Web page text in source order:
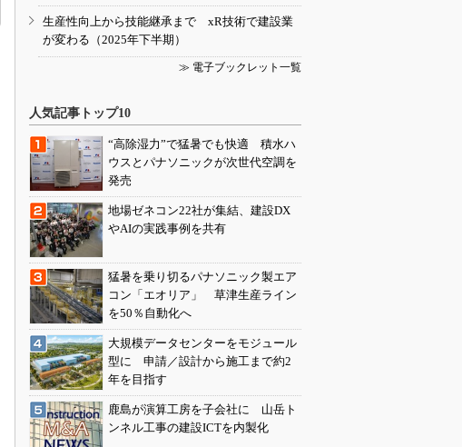
生産性向上から技能継承まで xR技術で建設業
が変わる（2025年下半期）
≫ 電子ブックレット一覧
人気記事トップ10
“高除湿力”で猛暑でも快適 積水ハ
ウスとパナソニックが次世代空調を
発売
地場ゼネコン22社が集結、建設DX
やAIの実践事例を共有
猛暑を乗り切るパナソニック製エア
コン「エオリア」 草津生産ライン
を50％自動化へ
大規模データセンターをモジュール
型に 申請／設計から施工まで約2
年を目指す
鹿島が演算工房を子会社に 山岳ト
ンネル工事の建設ICTを内製化